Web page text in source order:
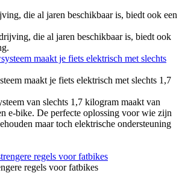
die al jaren beschikbaar is, biedt ook een
maakt je fiets elektrisch met slechts 1,7
van slechts 1,7 kilogram maakt van
e-bike. De perfecte oplossing voor wie zijn
maar toch elektrische ondersteuning
regels voor fatbikes